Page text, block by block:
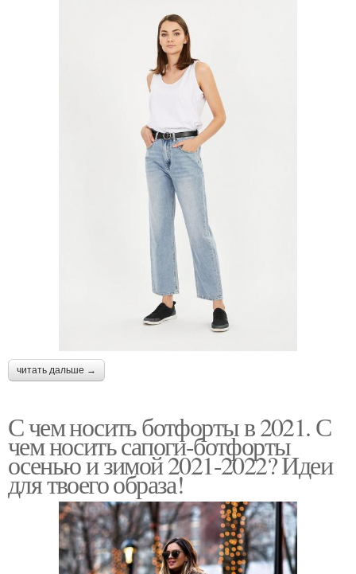
читать дальше →
С чем носить ботфорты в 2021. С
чем носить сапоги-ботфорты
осенью и зимой 2021-2022? Идеи
для твоего образа!